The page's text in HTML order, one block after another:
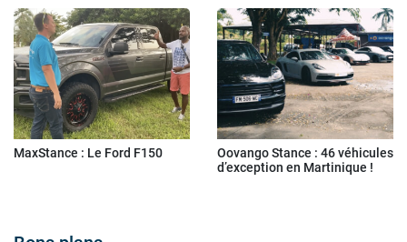
MaxStance : Le Ford F150
Oovango Stance : 46 véhicules
d’exception en Martinique !